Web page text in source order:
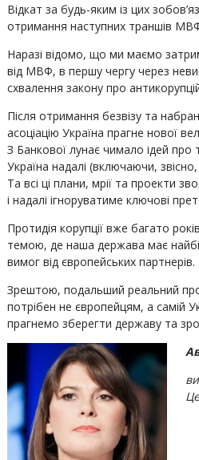
Відкат за будь-яким із цих
отримання наступних траншів
Наразі відомо, що ми маємо
від МВФ, в першу чергу через
схвалення закону про
Після отримання безвізу та
асоціацію Україна прагне нової
З Банкової лунає чимало ідей про
Україна надалі (включаючи,
Та всі ці плани, мрії та проекти
і надалі ігноруватиме ключові
Протидія корупції вже багато
темою, де наша держава має
вимог від європейських партнерів.
Зрештою, подальший реальний
потрібен не європейцям, а самій
прагнемо зберегти державу та